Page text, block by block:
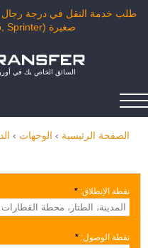
صغيرة (Vito, Viano, Sprinter) من المطار
السائق الخاص بك في
الصفحة الرئيسية › الوجهات ›
نقطة الإنطلاق: *
نقطة الوصول: *